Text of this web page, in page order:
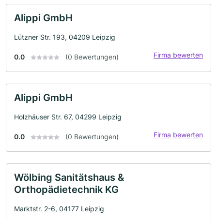
Alippi GmbH
Lützner Str. 193, 04209 Leipzig
0.0 (0 Bewertungen) Firma bewerten
Alippi GmbH
Holzhäuser Str. 67, 04299 Leipzig
0.0 (0 Bewertungen) Firma bewerten
Wölbing Sanitätshaus &
Orthopädietechnik KG
Marktstr. 2-6, 04177 Leipzig